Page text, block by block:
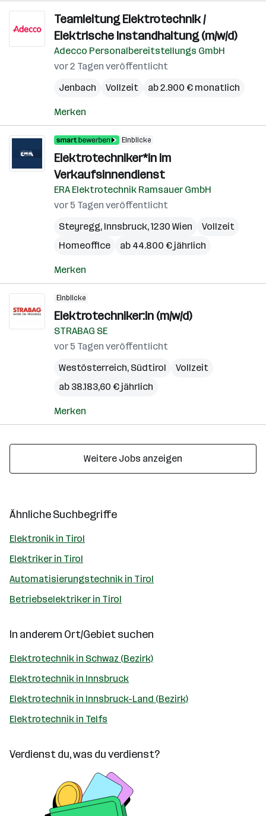
Teamleitung Elektrotechnik /
Elektrische Instandhaltung (m/w/d)
Adecco Personalbereitstellungs GmbH
vor 2 Tagen veröffentlicht
Jenbach
Vollzeit ab 2.900 € monatlich
Merken
Einblicke
Elektrotechniker*in im
Verkaufsinnendienst
ERA Elektrotechnik Ramsauer GmbH
vor 5 Tagen veröffentlicht
Steyregg, Innsbruck,1230 Wien
Vollzeit
Homeoffice
ab 44.800 € jährlich
Merken
Einblicke
Elektrotechniker:in (m/w/d)
STRABAG SE
vor 5 Tagen veröffentlicht
Westösterreich, Südtirol
Vollzeit
ab 38.183,60 € jährlich
Merken
Weitere Jobs anzeigen
Ähnliche Suchbegriffe
Elektronik in Tirol
Elektriker in Tirol
Automatisierungstechnik in Tirol
Betriebselektriker in Tirol
In anderem Ort/Gebiet suchen
Elektrotechnik in Schwaz (Bezirk)
Elektrotechnik in Innsbruck
Elektrotechnik in Innsbruck-Land (Bezirk)
Elektrotechnik in Telfs
Verdienst du, was du verdienst?